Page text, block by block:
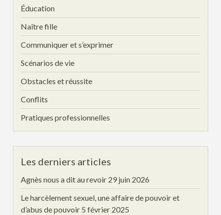
Éducation
Naître fille
Communiquer et s’exprimer
Scénarios de vie
Obstacles et réussite
Conflits
Pratiques professionnelles
Les derniers articles
Agnès nous a dit au revoir 29 juin 2026
Le harcèlement sexuel, une affaire de pouvoir et
d’abus de pouvoir 5 février 2025